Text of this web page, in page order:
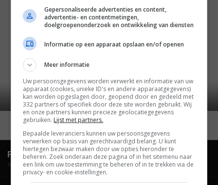
FilmTotaal.Hét online filmoverzicht.
hosted by
Gepersonaliseerde advertenties en content,
advertentie- en contentmetingen,
doelgroepenonderzoek en ontwikkeling van diensten
Informatie op een apparaat opslaan en/of openen
Meer informatie
Uw persoonsgegevens worden verwerkt en informatie van uw
apparaat (cookies, unieke ID's en andere apparaatgegevens)
kan worden opgeslagen door, geopend door en gedeeld met
332 partners of specifiek door deze site worden gebruikt. Wij
en onze partners kunnen precieze geolocatiegegevens
gebruiken. Lijst met partners.
Bepaalde leveranciers kunnen uw persoonsgegevens
verwerken op basis van gerechtvaardigd belang. U kunt
hiertegen bezwaar maken door uw opties hieronder te
beheren. Zoek onderaan deze pagina of in het sitemenu naar
een link om uw toestemming te beheren of in te trekken via de
privacy- en cookie-instellingen.